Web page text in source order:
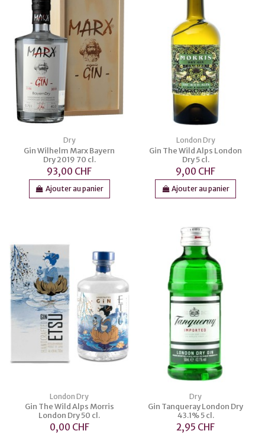
Dry
Gin Wilhelm Marx Bayern
Dry 2019 70 cl.
93,00 CHF
Ajouter au panier
London Dry
Gin The Wild Alps London
Dry 5 cl.
9,00 CHF
Ajouter au panier
London Dry
Gin The Wild Alps Morris
London Dry 50 cl.
0,00 CHF
Dry
Gin Tanqueray London Dry
43.1% 5 cl.
2,95 CHF